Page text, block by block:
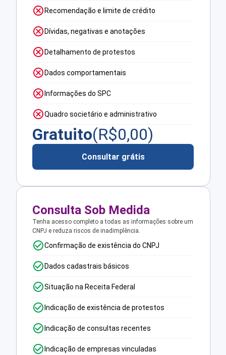
Recomendação e limite de crédito
Dívidas, negativas e anotações
Detalhamento de protestos
Dados comportamentais
Informações do SPC
Quadro societário e administrativo
Gratuito(R$0,00)
Consultar grátis
Consulta Sob Medida
Tenha acesso completo a todas as informações sobre um
CNPJ e reduza riscos de inadimplência.
Confirmação de existência do CNPJ
Dados cadastrais básicos
Situação na Receita Federal
Indicação de existência de protestos
Indicação de consultas recentes
Indicação de empresas vinculadas